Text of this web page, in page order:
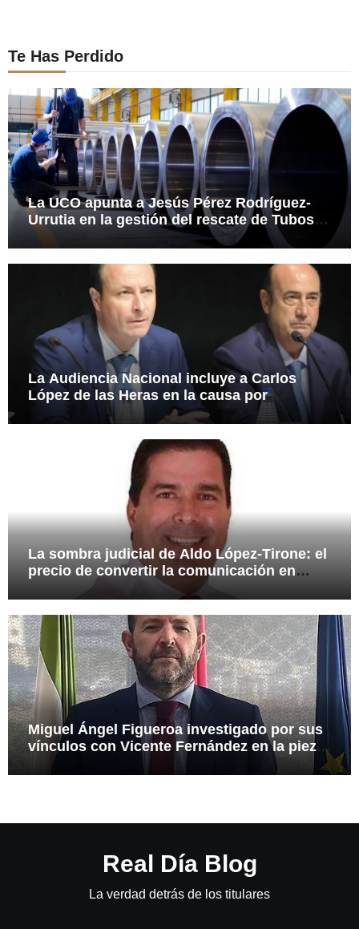
Te Has Perdido
La UCO apunta a Jesús Pérez Rodríguez-
Urrutia en la gestión del rescate de Tubos
Reunidos
La Audiencia Nacional incluye a Carlos
López de las Heras en la causa por
presuntas irregularidades en el rescate de
112,8 millones a Tubos Reunidos
La sombra judicial de Aldo López-Tirone: el
precio de convertir la comunicación en
Miguel Ángel Figueroa investigado por sus
vínculos con Vicente Fernández en la pieza
Real Día Blog
La verdad detrás de los titulares